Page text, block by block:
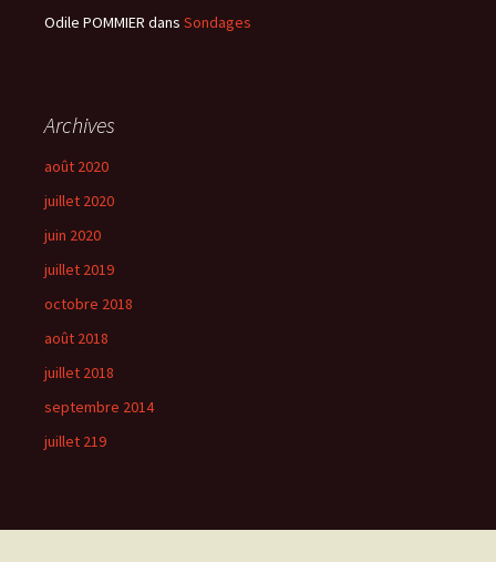
Odile POMMIER dans Sondages
Archives
août 2020
juillet 2020
juin 2020
juillet 2019
octobre 2018
août 2018
juillet 2018
septembre 2014
juillet 219